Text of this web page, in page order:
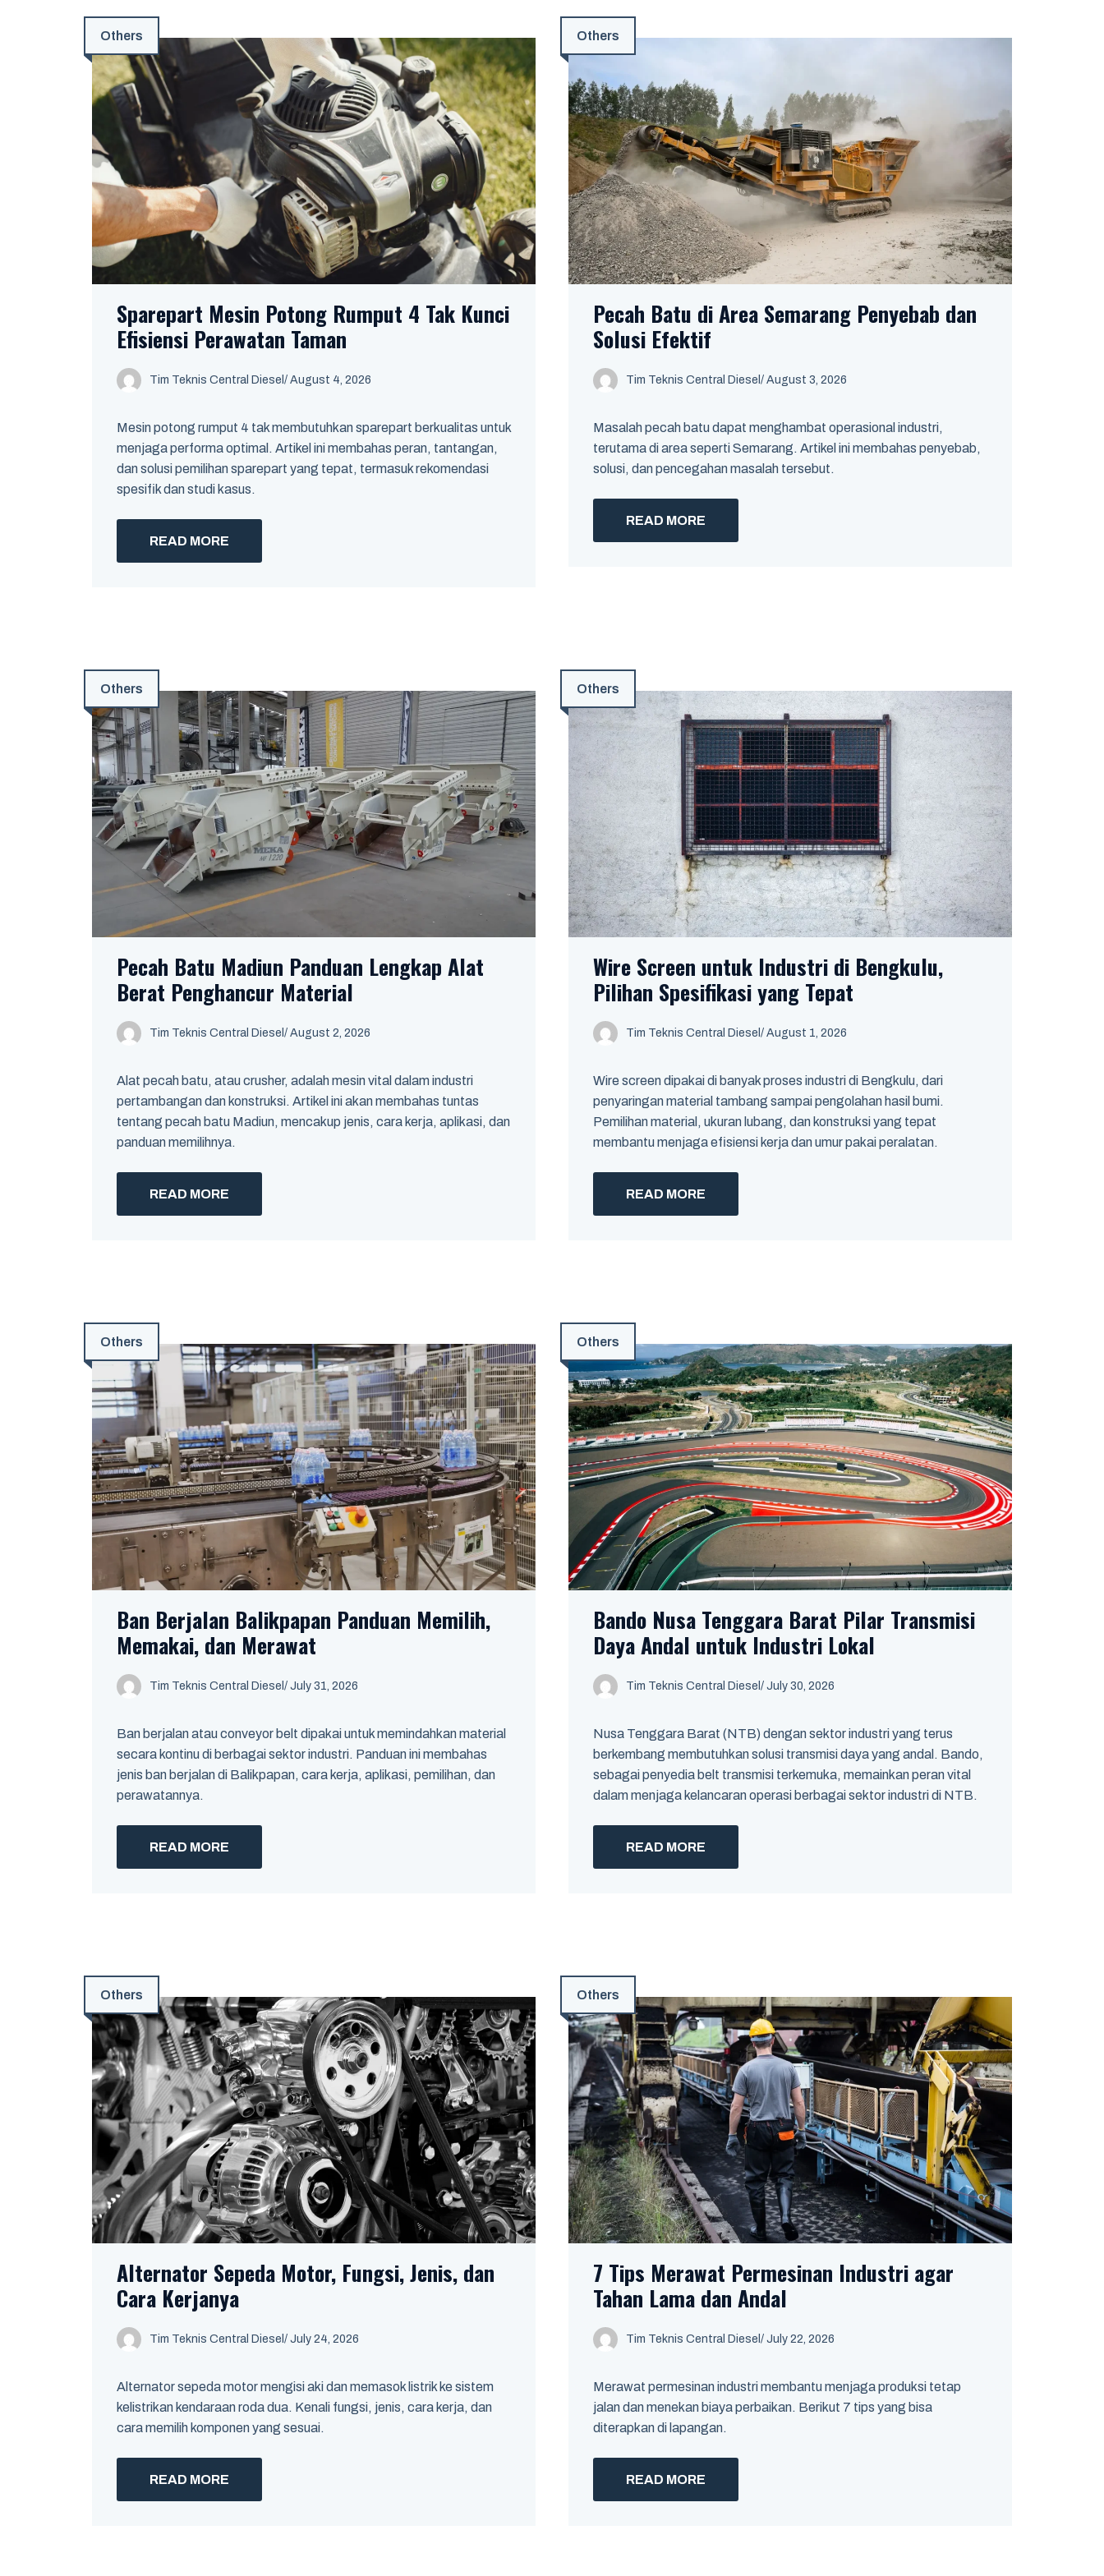
Others
Sparepart Mesin Potong Rumput 4 Tak Kunci
Efisiensi Perawatan Taman
Tim Teknis Central Diesel / August 4, 2026
Mesin potong rumput 4 tak membutuhkan sparepart berkualitas untuk
menjaga performa optimal. Artikel ini membahas peran, tantangan,
dan solusi pemilihan sparepart yang tepat, termasuk rekomendasi
spesifik dan studi kasus.
READ MORE
Others
Pecah Batu di Area Semarang Penyebab dan
Solusi Efektif
Tim Teknis Central Diesel / August 3, 2026
Masalah pecah batu dapat menghambat operasional industri,
terutama di area seperti Semarang. Artikel ini membahas penyebab,
solusi, dan pencegahan masalah tersebut.
READ MORE
Others
Pecah Batu Madiun Panduan Lengkap Alat
Berat Penghancur Material
Tim Teknis Central Diesel / August 2, 2026
Alat pecah batu, atau crusher, adalah mesin vital dalam industri
pertambangan dan konstruksi. Artikel ini akan membahas tuntas
tentang pecah batu Madiun, mencakup jenis, cara kerja, aplikasi, dan
panduan memilihnya.
READ MORE
Others
Wire Screen untuk Industri di Bengkulu,
Pilihan Spesifikasi yang Tepat
Tim Teknis Central Diesel / August 1, 2026
Wire screen dipakai di banyak proses industri di Bengkulu, dari
penyaringan material tambang sampai pengolahan hasil bumi.
Pemilihan material, ukuran lubang, dan konstruksi yang tepat
membantu menjaga efisiensi kerja dan umur pakai peralatan.
READ MORE
Others
Ban Berjalan Balikpapan Panduan Memilih,
Memakai, dan Merawat
Tim Teknis Central Diesel / July 31, 2026
Ban berjalan atau conveyor belt dipakai untuk memindahkan material
secara kontinu di berbagai sektor industri. Panduan ini membahas
jenis ban berjalan di Balikpapan, cara kerja, aplikasi, pemilihan, dan
perawatannya.
READ MORE
Others
Bando Nusa Tenggara Barat Pilar Transmisi
Daya Andal untuk Industri Lokal
Tim Teknis Central Diesel / July 30, 2026
Nusa Tenggara Barat (NTB) dengan sektor industri yang terus
berkembang membutuhkan solusi transmisi daya yang andal. Bando,
sebagai penyedia belt transmisi terkemuka, memainkan peran vital
dalam menjaga kelancaran operasi berbagai sektor industri di NTB.
READ MORE
Others
Alternator Sepeda Motor, Fungsi, Jenis, dan
Cara Kerjanya
Tim Teknis Central Diesel / July 24, 2026
Alternator sepeda motor mengisi aki dan memasok listrik ke sistem
kelistrikan kendaraan roda dua. Kenali fungsi, jenis, cara kerja, dan
cara memilih komponen yang sesuai.
READ MORE
Others
7 Tips Merawat Permesinan Industri agar
Tahan Lama dan Andal
Tim Teknis Central Diesel / July 22, 2026
Merawat permesinan industri membantu menjaga produksi tetap
jalan dan menekan biaya perbaikan. Berikut 7 tips yang bisa
diterapkan di lapangan.
READ MORE